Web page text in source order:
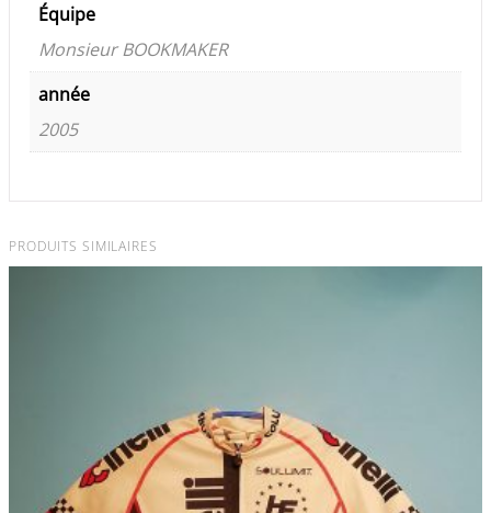
Équipe
Monsieur BOOKMAKER
année
2005
PRODUITS SIMILAIRES